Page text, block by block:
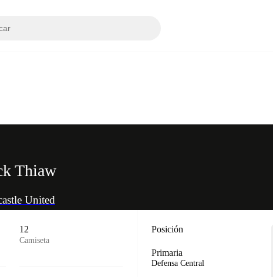
Thiaw
United
12
Camiseta
Posición
Primaria
Defensa Central